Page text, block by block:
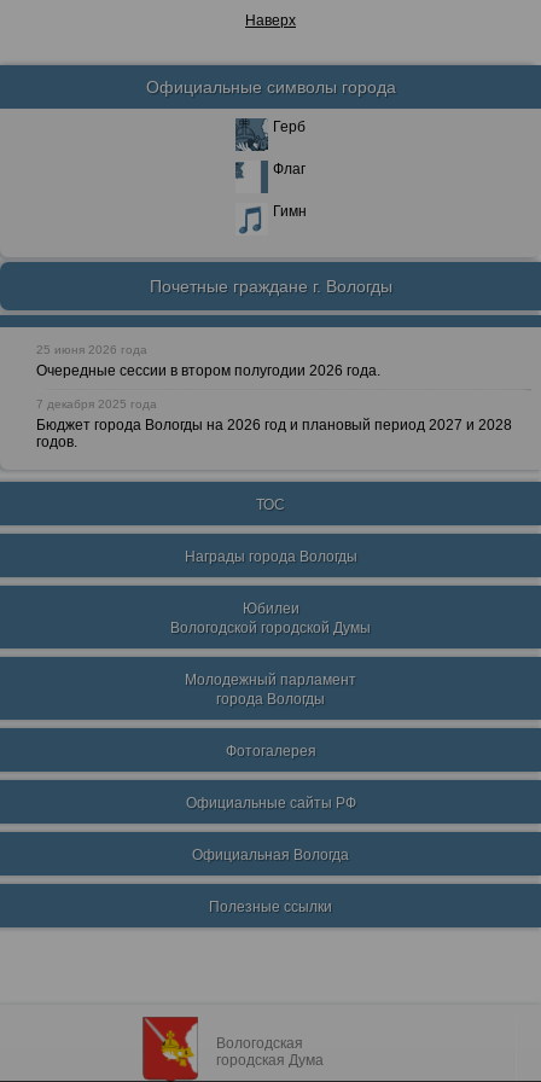
Наверх
Официальные символы города
Герб
Флаг
Гимн
Почетные граждане г. Вологды
25 июня 2026 года
Очередные сессии в втором полугодии 2026 года.
7 декабря 2025 года
Бюджет города Вологды на 2026 год и плановый период 2027 и 2028
годов.
ТОС
Награды города Вологды
Юбилеи
Вологодской городской Думы
Молодежный парламент
города Вологды
Фотогалерея
Официальные сайты РФ
Официальная Вологда
Полезные ссылки
Вологодская
городская Дума